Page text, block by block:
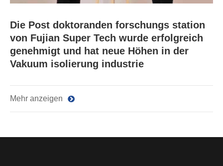
Die Post doktoranden forschungs station
von Fujian Super Tech wurde erfolgreich
genehmigt und hat neue Höhen in der
Vakuum isolierung industrie
Mehr anzeigen